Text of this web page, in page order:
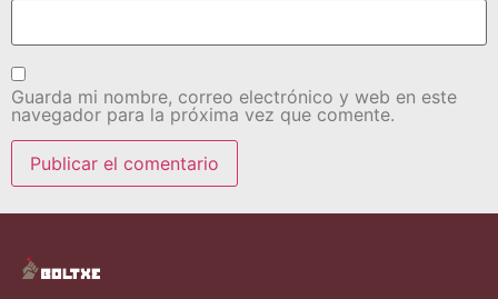
Guarda mi nombre, correo electrónico y web en este
navegador para la próxima vez que comente.